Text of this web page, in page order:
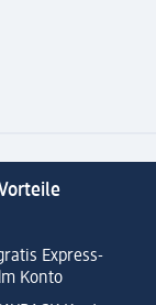
Express-
Konto